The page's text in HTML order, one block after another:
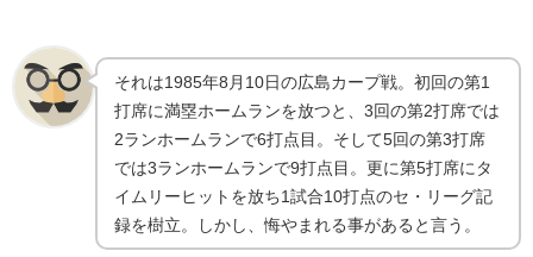
それは1985年8月10日の広島カープ戦。初回の第1
打席に満塁ホームランを放つと、3回の第2打席では
2ランホームランで6打点目。そして5回の第3打席
では3ランホームランで9打点目。更に第5打席にタ
イムリーヒットを放ち1試合10打点のセ・リーグ記
録を樹立。しかし、悔やまれる事があると言う。